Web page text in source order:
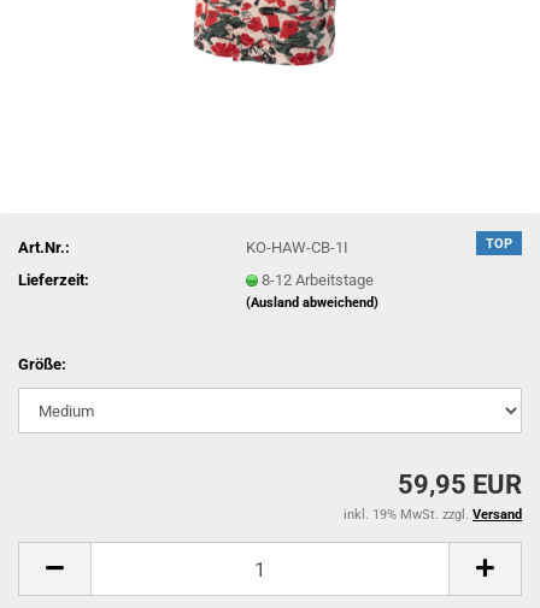
TOP
Art.Nr.:
KO-HAW-CB-1I
Lieferzeit:
8-12 Arbeitstage
(Ausland abweichend)
Größe:
59,95 EUR
inkl. 19% MwSt. zzgl. Versand